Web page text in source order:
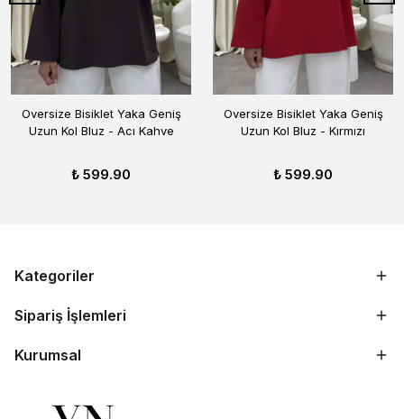
Oversize Bisiklet Yaka Geniş
Uzun Kol Bluz - Acı Kahve
₺ 599.90
Oversize Bisiklet Yaka Geniş
Uzun Kol Bluz - Kırmızı
₺ 599.90
Kategoriler
Sipariş İşlemleri
Kurumsal